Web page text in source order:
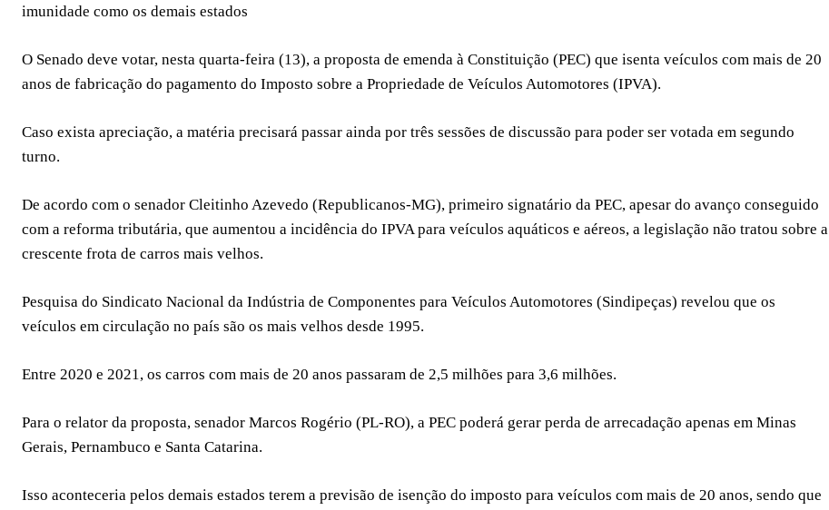
imunidade como os demais estados
O Senado deve votar, nesta quarta-feira (13), a proposta de emenda à Constituição (PEC) que isenta veículos com mais de 20
anos de fabricação do pagamento do Imposto sobre a Propriedade de Veículos Automotores (IPVA).
Caso exista apreciação, a matéria precisará passar ainda por três sessões de discussão para poder ser votada em segundo
turno.
De acordo com o senador Cleitinho Azevedo (Republicanos-MG), primeiro signatário da PEC, apesar do avanço conseguido
com a reforma tributária, que aumentou a incidência do IPVA para veículos aquáticos e aéreos, a legislação não tratou sobre a
crescente frota de carros mais velhos.
Pesquisa do Sindicato Nacional da Indústria de Componentes para Veículos Automotores (Sindipeças) revelou que os
veículos em circulação no país são os mais velhos desde 1995.
Entre 2020 e 2021, os carros com mais de 20 anos passaram de 2,5 milhões para 3,6 milhões.
Para o relator da proposta, senador Marcos Rogério (PL-RO), a PEC poderá gerar perda de arrecadação apenas em Minas
Gerais, Pernambuco e Santa Catarina.
Isso aconteceria pelos demais estados terem a previsão de isenção do imposto para veículos com mais de 20 anos, sendo que